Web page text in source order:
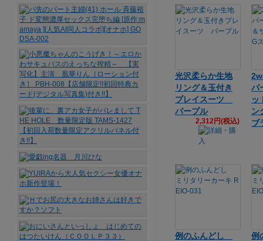
光沢柔らか生地
リング＆玉付き
プレイスーツ
パープル
2,312円(税込)
パ
ッ
ブ
例のふんどし
例